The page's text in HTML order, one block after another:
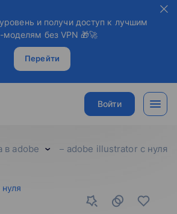
и получи доступ к лучшим
без VPN 🎁🚀
Перейти
Войти
в adobe adobe illustrator с нуля